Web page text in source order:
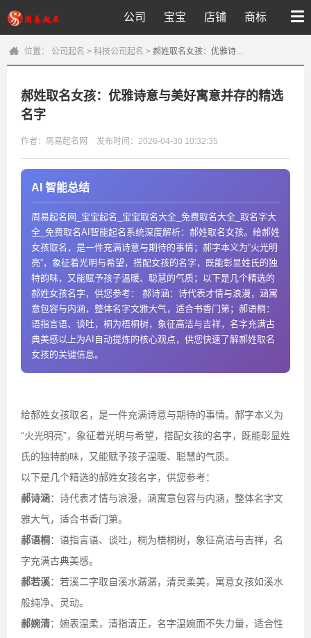
公司 宝宝 店铺 商标
位置： 公司起名 > 科技公司起名 > 郝姓取名女孩：优雅诗...
郝姓取名女孩：优雅诗意与美好寓意并存的精选
名字
作者：周易起名网 发布时间：2026-04-30 10:32:35
AI 智能总结
周易起名网_宝宝起名_宝宝取名大全_免费取名大全_取名字大
全_免费取名AI智能起名系统深度解析：郝姓取名女孩。给郝姓
女孩取名，是一件充满诗意与期待的事情；郝字本义为“火光明
亮”，象征着光明与希望，搭配女孩的名字，既能彰显姓氏的独
特韵味，又能赋予孩子温暖、聪慧的气质；以下是几个精选的
郝姓女孩名字，供您参考： 郝诗涵：诗代表才情与浪漫，涵寓
意包容与内涵，整体名字文雅大气，适合书香门第；郝语桐：
语指言语、谈吐，桐为梧桐树，象征高洁与吉祥，名字充满古
典美感以上为AI自动提炼的核心观点，供您快速了解郝姓取名
女孩的关键信息。
给郝姓女孩取名，是一件充满诗意与期待的事情。郝字本义为
“火光明亮”，象征着光明与希望，搭配女孩的名字，既能彰显姓
氏的独特韵味，又能赋予孩子温暖、聪慧的气质。
以下是几个精选的郝姓女孩名字，供您参考：
郝诗涵：诗代表才情与浪漫，涵寓意包容与内涵，整体名字文
雅大气，适合书香门第。
郝语桐 ：语指言语、谈吐，桐为梧桐树，象征高洁与吉祥，名
字充满古典美感。
郝若溪：若溪二字取自溪水潺潺，清灵柔美，寓意女孩如溪水
般纯净、灵动。
郝婉清：婉表温柔，清指清正，名字温婉而不失力量，适合性